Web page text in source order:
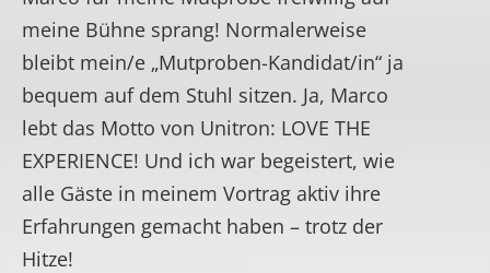
meine Bühne sprang! Normalerweise
bleibt mein/e „Mutproben-Kandidat/in“ ja
bequem auf dem Stuhl sitzen. Ja, Marco
lebt das Motto von Unitron: LOVE THE
EXPERIENCE! Und ich war begeistert, wie
alle Gäste in meinem Vortrag aktiv ihre
Erfahrungen gemacht haben – trotz der
Hitze!